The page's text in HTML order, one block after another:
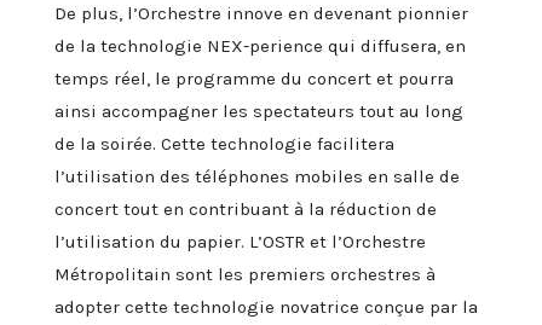
De plus, l’Orchestre innove en devenant pionnier
de la technologie NEX-perience qui diffusera, en
temps réel, le programme du concert et pourra
ainsi accompagner les spectateurs tout au long
de la soirée. Cette technologie facilitera
l’utilisation des téléphones mobiles en salle de
concert tout en contribuant à la réduction de
l’utilisation du papier. L’OSTR et l’Orchestre
Métropolitain sont les premiers orchestres à
adopter cette technologie novatrice conçue par la